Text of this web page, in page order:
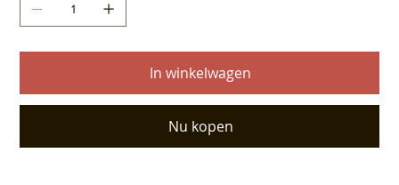
In winkelwagen
Nu kopen